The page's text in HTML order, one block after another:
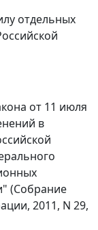
отдельных
от 11 июля
в
(Собрание
2011, N 29,